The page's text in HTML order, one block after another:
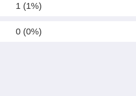
1 (1%)
0 (0%)